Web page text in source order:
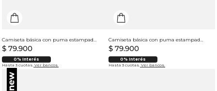
Camiseta básica con puma estampado para mujer
$ 79.900
0% Interés
Hasta 3 cuotas. Ver bancos.
Camiseta básica con puma estampado para mujer
$ 79.900
0% Interés
Hasta 3 cuotas. Ver bancos.